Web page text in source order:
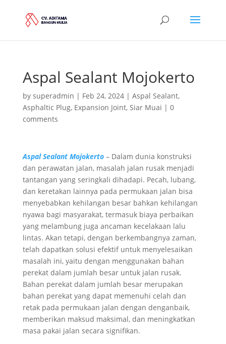
Aspal Sealant Mojokerto
by superadmin | Feb 24, 2024| Aspal Sealant,
Asphaltic Plug, Expansion Joint, Siar Muai | 0
comments
Aspal Sealant Mojokerto– Dalam dunia konstruksi
dan perawatan jalan, masalah jalan rusak menjadi
tantangan yang seringkali dihadapi. Pecah, lubang,
dan keretakan lainnya pada permukaan jalan bisa
menyebabkan kehilangan besar bahkan kehilangan
nyawa bagi masyarakat, termasuk biaya perbaikan
yang melambung juga ancaman kecelakaan lalu
lintas. Akan tetapi, dengan berkembangnya zaman,
telah dapatkan solusi efektif untuk menyelesaikan
masalah ini, yaitu dengan menggunakan bahan
perekat dalam jumlah besar untuk jalan rusak.
Bahan perekat dalam jumlah besar merupakan
bahan perekat yang dapat memenuhi celah dan
retak pada permukaan jalan dengan denganbaik,
memberikan maksud maksimal, dan meningkatkan
masa pakai jalan secara signifikan.